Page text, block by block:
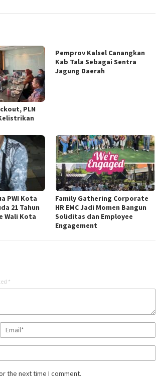
PLN
Pemprov Kalsel Canangkan
Kab Tala Sebagai Sentra
Jagung Daerah
PWI Kota
21 Tahun
Wali Kota
Family Gathering Corporate
HR EMC Jadi Momen Bangun
Soliditas dan Employee
Engagement
*
the next time I comment.